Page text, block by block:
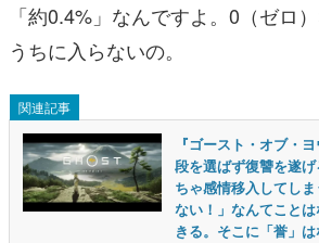
「約0.4%」なんですよ。0（ゼロ
うちに入らないの。
関連記事
『ゴースト・オブ・
段を選ばず復讐を遂
ちゃ感情移入してし
ない！」なんてこと
きる。そこに「誉」